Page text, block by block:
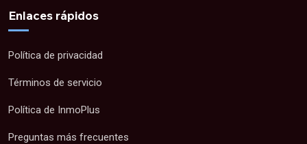
Enlaces rápidos
Política de privacidad
Términos de servicio
Política de InmoPlus
Preguntas más frecuentes